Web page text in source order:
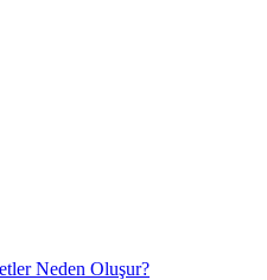
Neden Oluşur?